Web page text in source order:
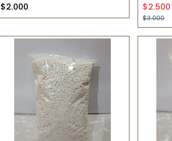
$2.000
$2.500
$3.000